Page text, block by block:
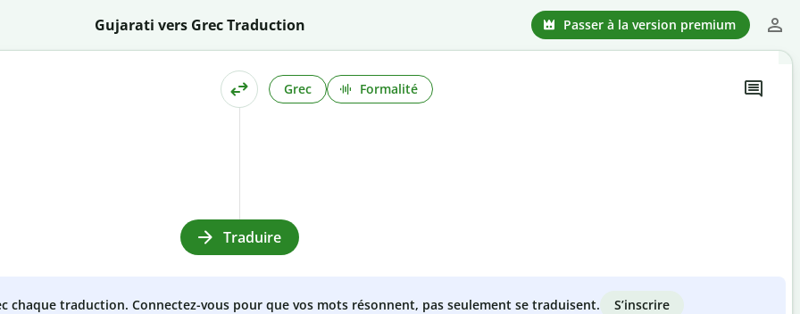
Gujarati vers Grec Traduction Passer à la version premium
Grec Formalité
Traduire
chaque traduction. Connectez-vous pour que vos mots résonnent, pas seulement se traduisent. S’inscrire